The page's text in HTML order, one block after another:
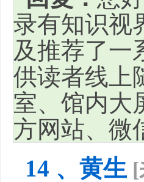
录有知识视
及推荐了一
供读者线上
室、馆内大
方网站、微
14 、黄生 [